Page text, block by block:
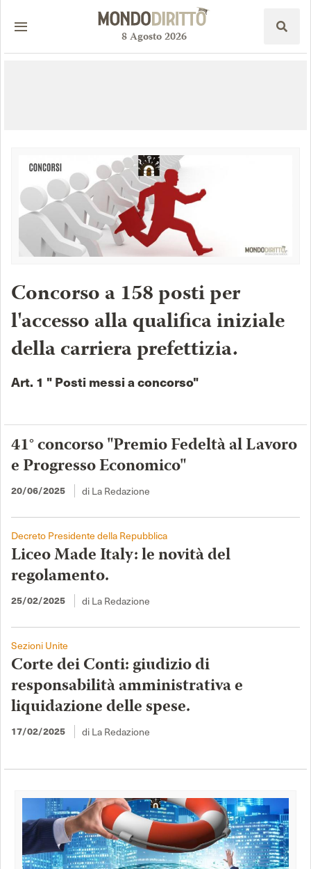
8Agosto2026
Concorso a 158 posti per
l'accesso alla qualifica iniziale
della carriera prefettizia.
Art. 1 " Posti messi a concorso"
41° concorso "Premio Fedeltà al Lavoro
e Progresso Economico"
20/06/2025 di La Redazione
Decreto Presidente della Repubblica
Liceo Made Italy: le novità del
regolamento.
25/02/2025 di La Redazione
Sezioni Unite
Corte dei Conti: giudizio di
responsabilità amministrativa e
liquidazione delle spese.
17/02/2025 di La Redazione